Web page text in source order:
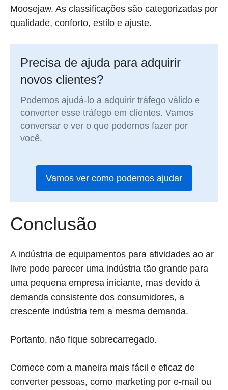
Moosejaw. As classificações são categorizadas por
qualidade, conforto, estilo e ajuste.
Precisa de ajuda para adquirir
novos clientes?
Podemos ajudá-lo a adquirir tráfego válido e
converter esse tráfego em clientes. Vamos
conversar e ver o que podemos fazer por
você.
Vamos ver como podemos ajudar
Conclusão
A indústria de equipamentos para atividades ao ar
livre pode parecer uma indústria tão grande para
uma pequena empresa iniciante, mas devido à
demanda consistente dos consumidores, a
crescente indústria tem a mesma demanda.
Portanto, não fique sobrecarregado.
Comece com a maneira mais fácil e eficaz de
converter pessoas, como marketing por e-mail ou